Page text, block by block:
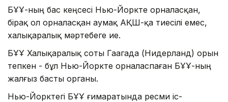
БҰҰ-ның бас кеңсесі Нью-Йоркте орналасқан,
бірақ ол орналасқан аумақ АҚШ-қа тиесілі емес,
халықаралық мәртебеге ие.
БҰҰ Халықаралық соты Гаагада (Нидерланд) орын
тепкен - бұл Нью-Йоркте орналаспаған БҰҰ-ның
жалғыз басты органы.
Нью-Йорктегі БҰҰ ғимаратында ресми іс-